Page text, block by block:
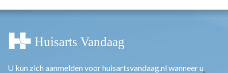
U kun zich aanmelden voor huisartsvandaag.nl wanneer u